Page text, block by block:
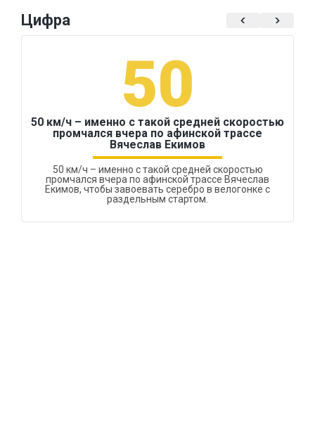
Цифра
50
50 км/ч – именно с такой средней скоростью
промчался вчера по афинской трассе
Вячеслав Екимов
50 км/ч – именно с такой средней скоростью
промчался вчера по афинской трассе Вячеслав
Екимов, чтобы завоевать серебро в велогонке с
раздельным стартом.